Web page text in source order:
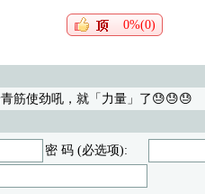
0%(0)
筋使劲吼，就「力量」了😓😓😓
密 码 (必选项):